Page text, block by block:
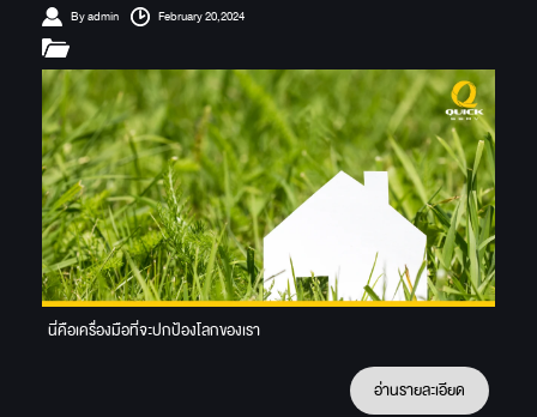
By admin February 20,2024
นี่คือเครื่องมือที่จะปกป้องโลกของเรา
อ่านรายละเอียด